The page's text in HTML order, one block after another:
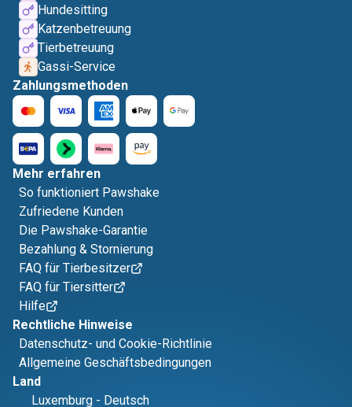
Hundesitting
Katzenbetreuung
Tierbetreuung
Gassi-Service
Zahlungsmethoden
Mehr erfahren
So funktioniert Pawshake
Zufriedene Kunden
Die Pawshake-Garantie
Bezahlung & Stornierung
FAQ für Tierbesitzer
FAQ für Tiersitter
Hilfe
Rechtliche Hinweise
Datenschutz- und Cookie-Richtlinie
Allgemeine Geschäftsbedingungen
Land
Luxemburg - Deutsch